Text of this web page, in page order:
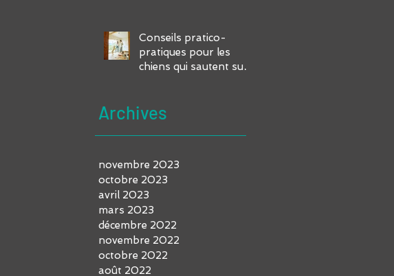
Conseils pratico-
pratiques pour les
chiens qui sautent sur
Archives
novembre 2023
octobre 2023
avril 2023
mars 2023
décembre 2022
novembre 2022
octobre 2022
août 2022